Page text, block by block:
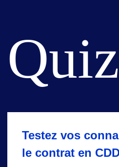
Testez vos
le contrat en